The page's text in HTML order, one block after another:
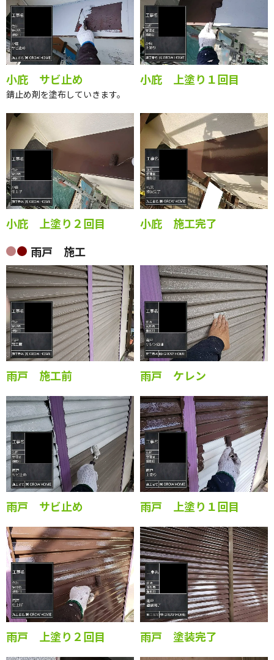
小庇 サビ止め
錆止め剤を塗布していきます。
小庇 上塗り１回目
小庇 上塗り２回目
小庇 施工完了
雨戸 施工
雨戸 施工前 雨戸 ケレン
雨戸 サビ止め 雨戸 上塗り１回目
雨戸 上塗り２回目 雨戸 塗装完了